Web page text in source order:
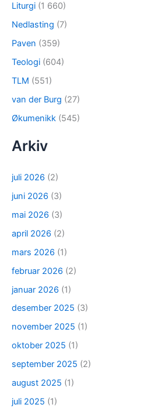
Liturgi (1 660)
Nedlasting (7)
Paven (359)
Teologi (604)
TLM (551)
van der Burg (27)
Økumenikk (545)
Arkiv
juli 2026 (2)
juni 2026 (3)
mai 2026 (3)
april 2026 (2)
mars 2026 (1)
februar 2026 (2)
januar 2026 (1)
desember 2025 (3)
november 2025 (1)
oktober 2025 (1)
september 2025 (2)
august 2025 (1)
juli 2025 (1)